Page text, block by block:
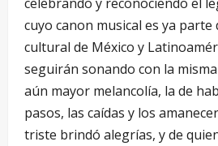
cuyo canon musical es ya
cultural de México y
seguirán sonando con la
aún mayor melancolía, la de
pasos, las caídas y los
triste brindó alegrías, y de